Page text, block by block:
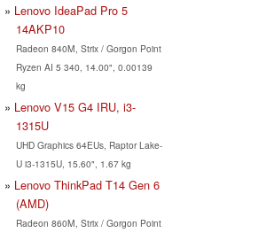
Lenovo IdeaPad Pro 5
14AKP10
Radeon 840M, Strix / Gorgon Point
Ryzen AI 5 340, 14.00", 0.00139
kg
Lenovo V15 G4 IRU, i3-
1315U
UHD Graphics 64EUs, Raptor Lake-
U i3-1315U, 15.60", 1.67 kg
Lenovo ThinkPad T14 Gen 6
(AMD)
Radeon 860M, Strix / Gorgon Point